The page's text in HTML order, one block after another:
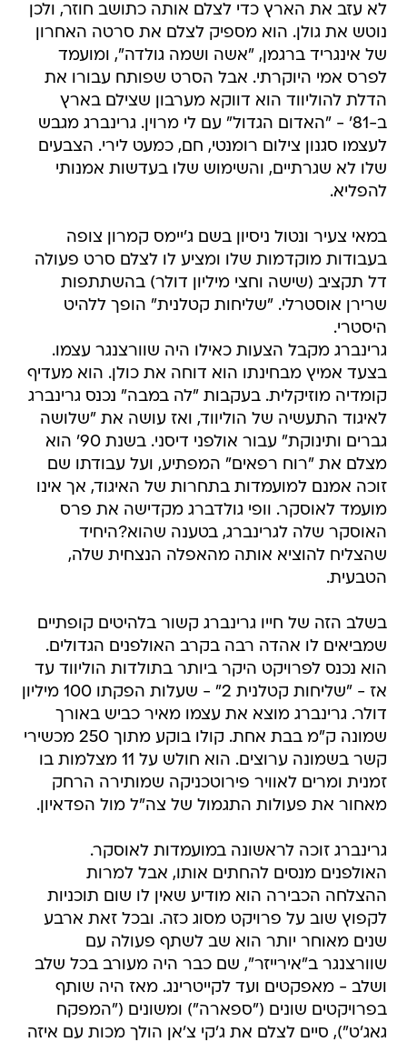
לא עזב את הארץ כדי לצלם אותה כתושב חוזר, ולכן
נוטש את גולן. הוא מספיק לצלם את סרטה האחרון
של אינגריד ברגמן, "אשה ושמה גולדה", ומועמד
לפרס אמי היוקרתי. אבל הסרט שפותח עבורו את
הדלת להוליווד הוא דווקא מערבון שצילם בארץ
ב-81' - "האדום הגדול" עם לי מרוין. גרינברג מגבש
לעצמו סגנון צילום רומנטי, חם, כמעט לירי. הצבעים
שלו לא שגרתיים, והשימוש שלו בעדשות אמנותי
להפליא.
במאי צעיר ונטול ניסיון בשם ג'יימס קמרון צופה
בעבודות מוקדמות שלו ומציע לו לצלם סרט פעולה
דל תקציב (שישה וחצי מיליון דולר) בהשתתפות
שרירן אוסטרלי. "שליחות קטלנית" הופך ללהיט
היסטרי.
גרינברג מקבל הצעות כאילו היה שוורצנגר עצמו.
בצעד אמיץ מבחינתו הוא דוחה את כולן. הוא מעדיף
קומדיה מוזיקלית. בעקבות "לה במבה" נכנס גרינברג
לאיגוד התעשיה של הוליווד, ואז עושה את "שלושה
גברים ותינוקת" עבור אולפני דיסני. בשנת 90' הוא
מצלם את "רוח רפאים" המפתיע, ועל עבודתו שם
זוכה אמנם למועמדות בתחרות של האיגוד, אך אינו
מועמד לאוסקר. וופי גולדברג מקדישה את פרס
האוסקר שלה לגרינברג, בטענה שהוא?היחיד
שהצליח להוציא אותה מהאפלה הנצחית שלה,
הטבעית.
בשלב הזה של חייו גרינברג קשור בלהיטים קופתיים
שמביאים לו אהדה רבה בקרב האולפנים הגדולים.
הוא נכנס לפרויקט היקר ביותר בתולדות הוליווד עד
אז - "שליחות קטלנית 2" - שעלות הפקתו 100 מיליון
דולר. גרינברג מוצא את עצמו מאיר כביש באורך
שמונה ק"מ בבת אחת. קולו בוקע מתוך 250 מכשירי
קשר בשמונה ערוצים. הוא חולש על 11 מצלמות בו
זמנית ומרים לאוויר פירוטכניקה שמותירה הרחק
מאחור את פעולות התגמול של צה"ל מול הפדאיון.
גרינברג זוכה לראשונה במועמדות לאוסקר.
האולפנים מנסים להחתים אותו, אבל למרות
ההצלחה הכבירה הוא מודיע שאין לו שום תוכניות
לקפוץ שוב על פרויקט מסוג כזה. ובכל זאת ארבע
שנים מאוחר יותר הוא שב לשתף פעולה עם
שוורצנגר ב"אירייזר", שם כבר היה מעורב בכל שלב
ושלב - מאפקטים ועד לקייטרינג. מאז היה שותף
בפרויקטים שונים ("ספארה") ומשונים ("המפקח
גאג'ט"), סיים לצלם את ג'קי צ'אן הולך מכות עם איזה